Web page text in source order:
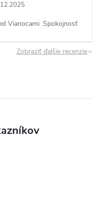
Vianocami .Spokojnosť
Zobraziť ďalšie recenzie